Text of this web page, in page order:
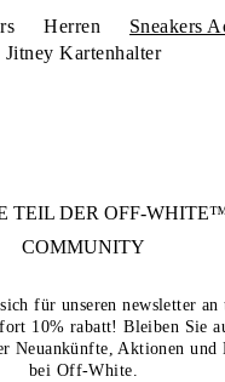
Herren
Sneakers
Jitney Kartenhalter
TEIL DER OFF-
COMMUNITY
für unseren newsletter an
10% rabatt! Bleiben Sie
Neuankünfte, Aktionen und
bei Off-White.